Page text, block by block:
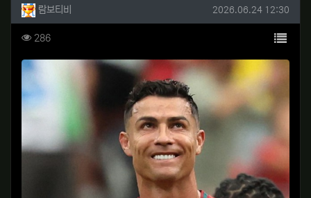
작성자 정보
람보티비 작성일
2026.06.24 12:30
컨텐츠 정보
286조회 목록
본문